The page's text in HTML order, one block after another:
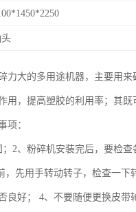
力大的多用途机器，主要用
用，提高塑胶的利用率；其
项：
；2、粉碎机安装完后，要检
，先用手转动转子，检查一
良好； 4、不要随便更换皮